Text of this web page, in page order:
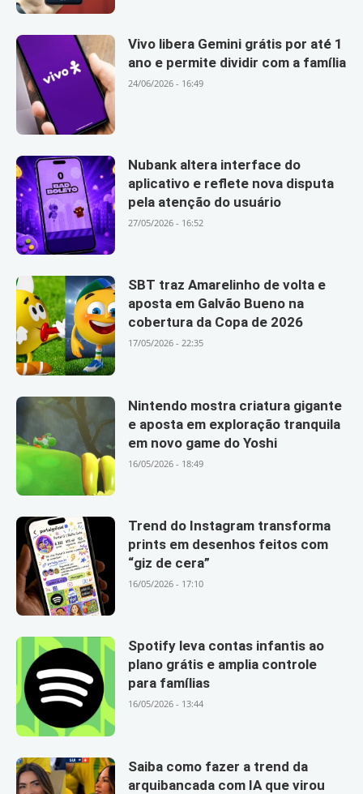
Vivo libera Gemini grátis por até 1
ano e permite dividir com a família
24/06/2026 - 16:49
Nubank altera interface do
aplicativo e reflete nova disputa
pela atenção do usuário
27/05/2026 - 16:52
SBT traz Amarelinho de volta e
aposta em Galvão Bueno na
cobertura da Copa de 2026
17/05/2026 - 22:35
Nintendo mostra criatura gigante
e aposta em exploração tranquila
em novo game do Yoshi
16/05/2026 - 18:49
Trend do Instagram transforma
prints em desenhos feitos com
“giz de cera”
16/05/2026 - 17:10
Spotify leva contas infantis ao
plano grátis e amplia controle
para famílias
16/05/2026 - 13:44
Saiba como fazer a trend da
arquibancada com IA que virou